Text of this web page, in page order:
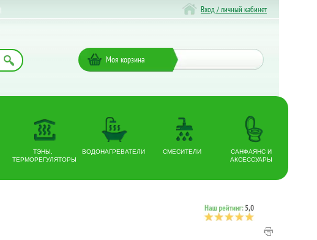
Вход / личный кабинет
Моя корзина
ТЭНЫ,
ТЕРМОРЕГУЛЯТОРЫ
ВОДОНАГРЕВАТЕЛИ СМЕСИТЕЛИ
САНФАЯНС И
АКСЕССУАРЫ